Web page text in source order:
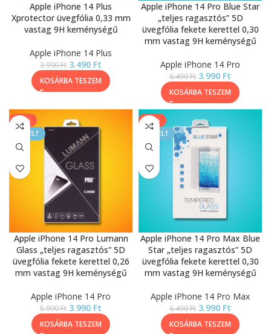
Apple iPhone 14 Plus
Xprotector üvegfólia 0,33 mm
vastag 9H keménységű
Apple iPhone 14 Plus
3.990Ft 3.490 Ft
KOSÁRBA TESZEM
Apple iPhone 14 Pro Blue Star
„teljes ragasztós” 5D
üvegfólia fekete kerettel 0,30
mm vastag 9H keménységű
Apple iPhone 14 Pro
6.490Ft 3.990 Ft
KOSÁRBA TESZEM
-33%
KIEMELT
Apple iPhone 14 Pro Lumann
Glass „teljes ragasztós” 5D
üvegfólia fekete kerettel 0,26
mm vastag 9H keménységű
Apple iPhone 14 Pro
5.990Ft 3.990 Ft
KOSÁRBA TESZEM
-39%
KIEMELT
Apple iPhone 14 Pro Max Blue
Star „teljes ragasztós” 5D
üvegfólia fekete kerettel 0,30
mm vastag 9H keménységű
Apple iPhone 14 Pro Max
6.490Ft 3.990 Ft
KOSÁRBA TESZEM